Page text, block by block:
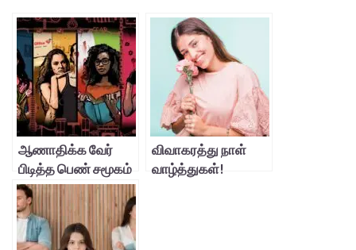
ஆணாதிக்க வேர்
பிடித்த பெண் சமூகம்
விவாகரத்து நாள்
வாழ்த்துகள்!